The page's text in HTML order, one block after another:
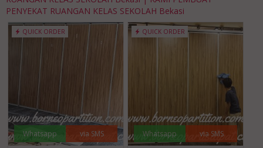
PENYEKAT RUANGAN KELAS SEKOLAH Bekasi
QUICK ORDER
Whatsapp via SMS
QUICK ORDER
Whatsapp via SMS